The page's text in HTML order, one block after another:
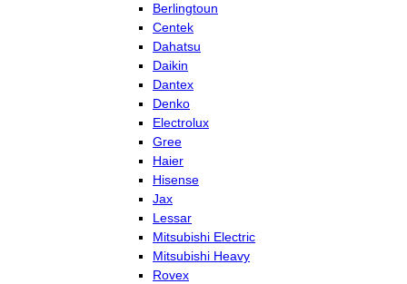
Berlingtoun
Centek
Dahatsu
Daikin
Dantex
Denko
Electrolux
Gree
Haier
Hisense
Jax
Lessar
Mitsubishi Electric
Mitsubishi Heavy
Rovex